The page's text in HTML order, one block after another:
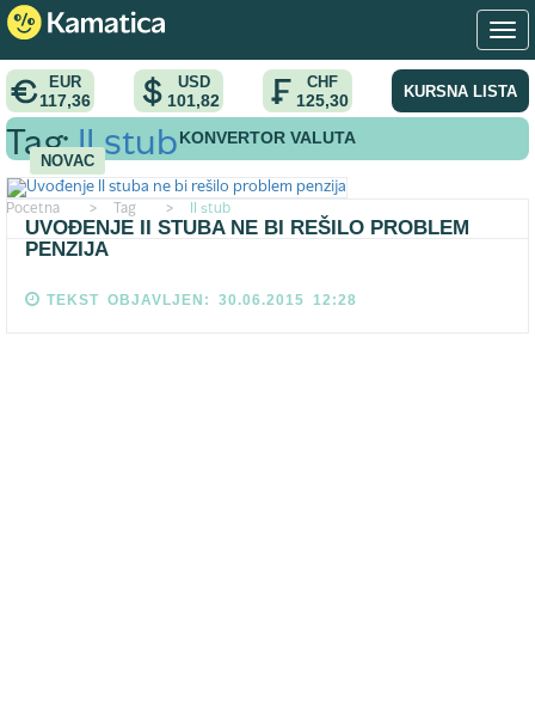
EUR
117,36
USD
101,82
CHF
125,30 KURSNA LISTA
KONVERTOR VALUTA
Pocetna > Tag > II stub
Tag:II stub
NOVAC
UVOĐENJE II STUBA NE BI REŠILO PROBLEM
PENZIJA
TEKST OBJAVLJEN: 30.06.2015 12:28